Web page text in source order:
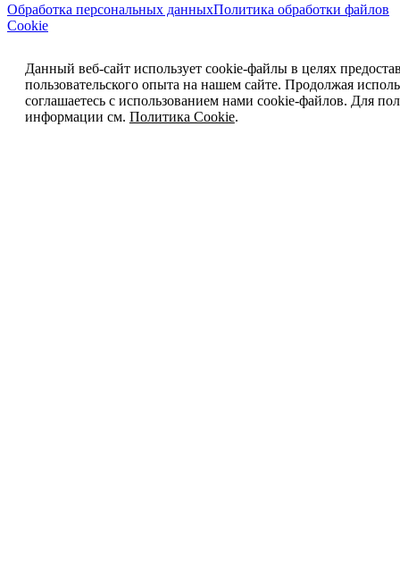
Обработка персональных данныхПолитика обработки файлов
Cookie
Данный веб-сайт использует cookie-файлы в целях
пользовательского опыта на нашем сайте. Продолжая
соглашаетесь с использованием нами cookie-файлов. Для
информации см. Политика Cookie.